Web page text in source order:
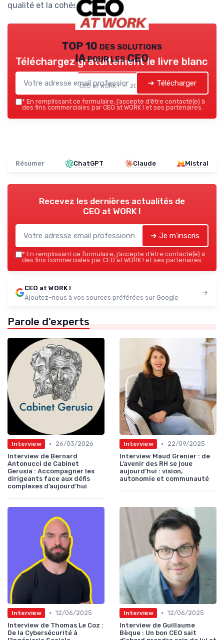
qualité et la cohésion interne.
TOP 10 des solutions
IA pour les CEO
CEO at WORK ! — 2026
Téléchargez gratuitement le livre blanc
➔ Télécharger
* En remplissant ce formulaire, j’accepte d’être contacté(e) à
des fins commerciales par CEO at WORK ! et ses partenaires.
Résumer ChatGPT Claude Mistral
Recevez les dernières actualités de
CEO at WORK !
➔ Je m'inscris
* En remplissant ce formulaire, j’accepte d’être contacté(e) à
des fins commerciales par CEO at WORK ! et ses partenaires.
CEO at WORK !
Ajoutez-nous à vos sources préférées sur Google
Parole d'experts
Interview •
26/03/2026
Interview de Bernard
Antonucci de Cabinet
Gerusia : Accompagner les
dirigeants face aux défis
complexes d’aujourd’hui
Interview •
22/09/2025
Interview Maud Grenier : de
L’avenir des RH se joue
aujourd'hui : vision,
autonomie et communauté
Interview • 12/06/2025
Interview de Thomas Le Coz :
De la Cybersécurité à
Interview • 12/06/2025
Interview de Guillaume
Bèque : Un bon CEO sait